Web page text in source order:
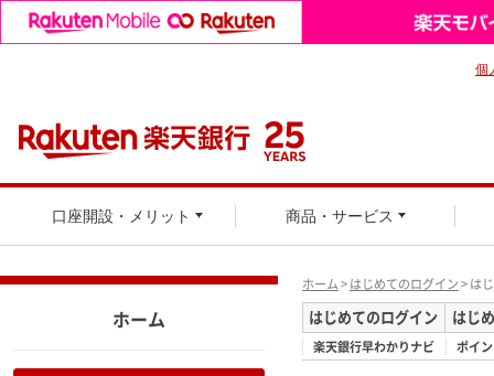
口座開設・メリット 商品・サービス
個
ホーム>はじめてのログイン> は
はじめてのログイン はじ
楽天銀行早わかりナビ ポイ
ホーム